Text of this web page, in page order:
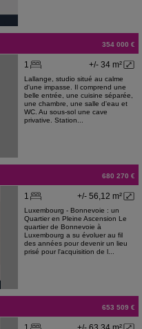
354 000 €
+/- 34 m²
1
Lallange, studio situé au calme
d'une impasse. Il comprend une
belle entrée, une cuisine séparée,
une chambre, une salle d'eau et
WC. Au sous-sol une cave
privative. Station...
680 270 €
+/- 56,12 m²
1
Luxembourg - Bonnevoie : un
Quartier en Pleine Ascension Le
quartier de Bonnevoie à
Luxembourg a su évoluer au fil
des années pour devenir un lieu
prisé pour l'acquisition de l...
653 509 €